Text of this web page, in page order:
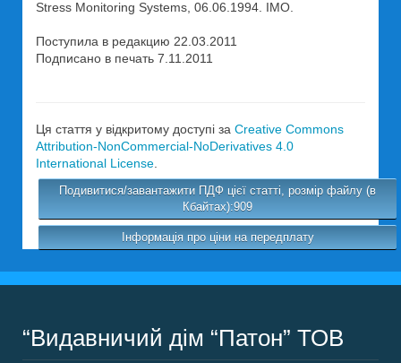
Stress Monitoring Systems, 06.06.1994. IMO.
Поступила в редакцию 22.03.2011
Подписано в печать 7.11.2011
Ця стаття у відкритому доступі за Creative Commons
Attribution-NonCommercial-NoDerivatives 4.0
International License
Подивитися/завантажити ПДФ цієї статті, розмір файлу (в
Кбайтах):909
Інформація про ціни на передплату
“Видавничий дім “Патон” ТОВ